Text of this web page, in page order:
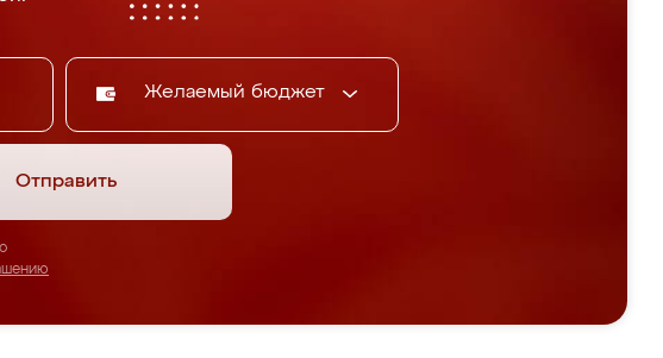
Желаемый бюджет
Отправить